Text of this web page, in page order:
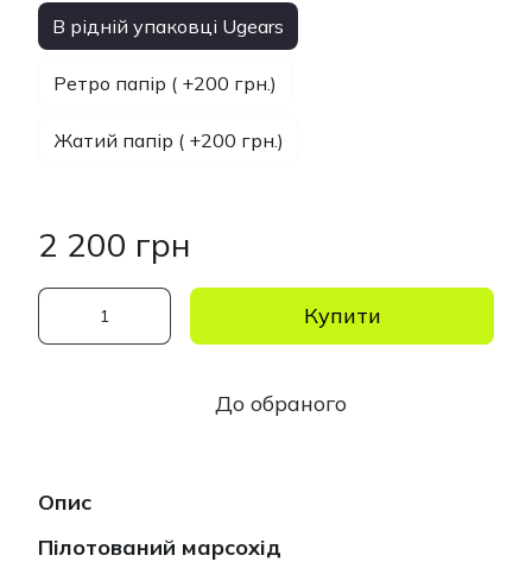
В рідній упаковці Ugears
Ретро папір ( +200 грн.)
Жатий папір ( +200 грн.)
2 200 грн
Купити
До обраного
Опис
Пілотований марсохід